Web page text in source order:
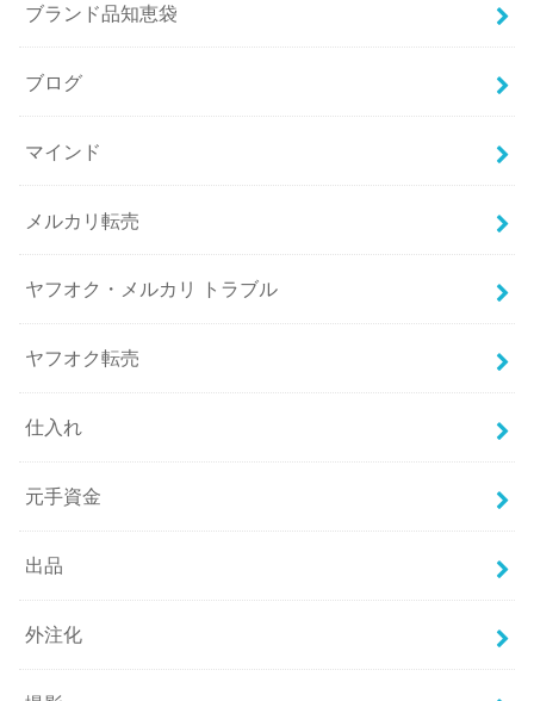
ブランド品知恵袋
ブログ
マインド
メルカリ転売
ヤフオク・メルカリ トラブル
ヤフオク転売
仕入れ
元手資金
出品
外注化